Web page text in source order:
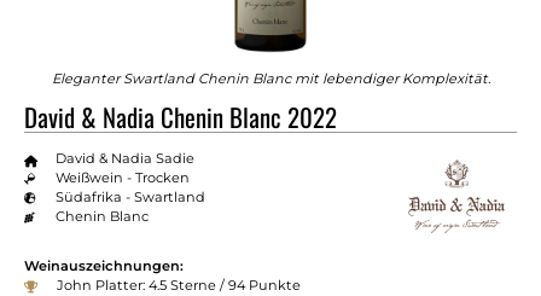
Eleganter Swartland Chenin Blanc mit lebendiger Komplexität.
David & Nadia Chenin Blanc 2022
David & Nadia Sadie
Weißwein - Trocken
Südafrika - Swartland
Chenin Blanc
Weinauszeichnungen:
John Platter: 4.5 Sterne / 94 Punkte